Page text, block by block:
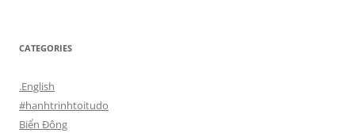
CATEGORIES
.English
#hanhtrinhtoitudo
Biển Đông